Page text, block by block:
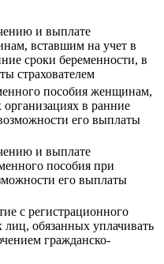
и выплате
вставшим на учет в
сроки беременности, в
страхователем
пособия женщинам,
в ранние
его выплаты
и выплате
пособия при
его выплаты
с регистрационного
лиц, обязанных уплачивать
гражданско-